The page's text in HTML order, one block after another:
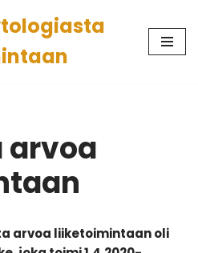
arvoa
arvoa liiketoimintaan oli